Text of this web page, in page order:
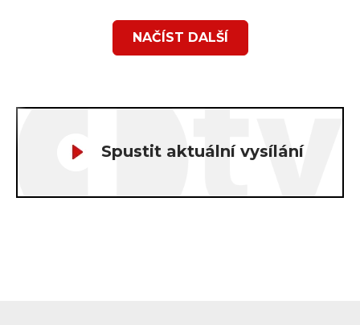
NAČÍST DALŠÍ
Spustit aktuální vysílání